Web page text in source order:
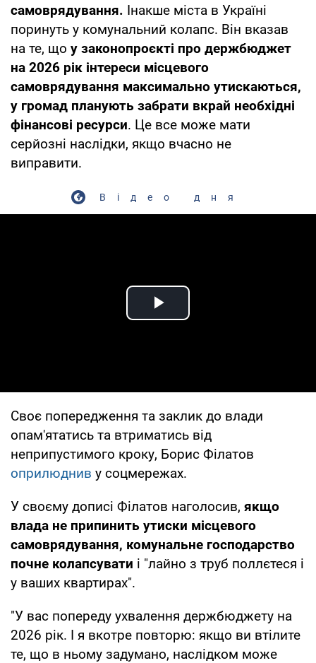
самоврядування. Інакше міста в Україні
поринуть у комунальний колапс. Він вказав
на те, що у законопроєкті про держбюджет
на 2026 рік інтереси місцевого
самоврядування максимально утискаються,
у громад планують забрати вкрай необхідні
фінансові ресурси. Це все може мати
серйозні наслідки, якщо вчасно не
виправити.
Відео дня
Play Video
Своє попередження та заклик до влади
опам'ятатись та втриматись від
неприпустимого кроку, Борис Філатов
оприлюднив у соцмережах.
У своєму дописі Філатов наголосив, якщо
влада не припинить утиски місцевого
самоврядування, комунальне господарство
почне колапсувати і "лайно з труб поллєтеся і
у ваших квартирах".
"У вас попереду ухвалення держбюджету на
2026 рік. І я вкотре повторю: якщо ви втілите
те, що в ньому задумано, наслідком може